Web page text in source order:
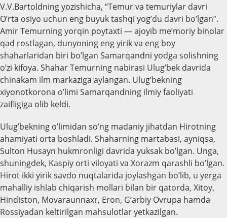
V.V.Bartoldning yozishicha, “Temur va temuriylar davri
O’rta osiyo uchun eng buyuk tashqi yog’du davri bo’lgan”.
Amir Temurning yorqin poytaxti — ajoyib me’moriy binolar
qad rostlagan, dunyoning eng yirik va eng boy
shaharlaridan biri bo’lgan Samarqandni yodga solishning
o’zi kifoya. Shahar Temurning nabirasi Ulug’bek davrida
chinakam ilm markaziga aylangan. Ulug’bekning
xiyonotkorona o’limi Samarqandning ilmiy faoliyati
zaifligiga olib keldi.
Ulug’bekning o’limidan so’ng madaniy jihatdan Hirotning
ahamiyati orta boshladi. Shaharning martabasi, ayniqsa,
Sulton Husayn hukmronligi davrida yuksak bo’lgan. Unga,
shuningdek, Kaspiy orti viloyati va Xorazm qarashli bo’lgan.
Hirot ikki yirik savdo nuqtalarida joylashgan bo’lib, u yerga
mahalliy ishlab chiqarish mollari bilan bir qatorda, Xitoy,
Hindiston, Movaraunnaxr, Eron, G’arbiy Ovrupa hamda
Rossiyadan keltirilgan mahsulotlar yetkazilgan.